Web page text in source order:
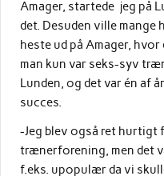
Amager, startede jeg på
det. Desuden ville mange
heste ud på Amager,
man kun var seks-syv
Lunden, og det var én af
succes.
-Jeg blev også ret hurtigt
trænerforening, men det
f.eks. upopulær da vi